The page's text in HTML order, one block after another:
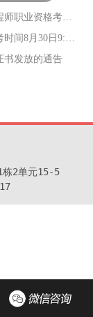
◆ 关于暂停举行重庆考区2022年度一级造价工程师职业资格考试的通告
◆ 2022年重庆一级造价工程师职业资格考试报考时间8月30日9:00－9月5日17:00
书发放的通告
栋2单元15-5